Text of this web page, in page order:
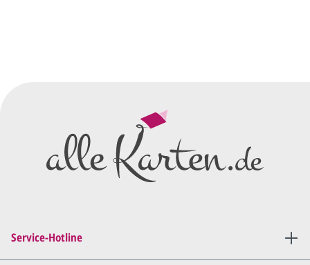
Preisangebot
Anschluss den ersten
Entwurf/Korrekturabzug
Diesen senden wir Ihnen als
PDF per E-Mail.
uns, was Sie amEntwurf
Service-Hotline